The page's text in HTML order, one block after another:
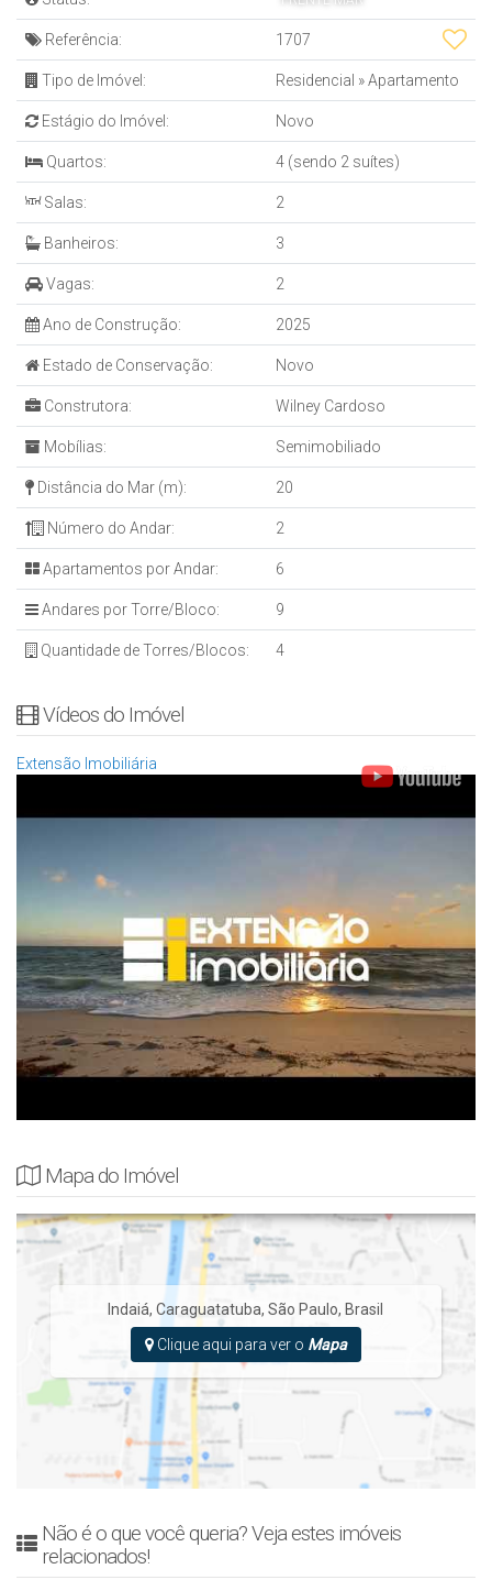
Referência: 1707
Tipo de Imóvel: Residencial »Apartamento
Estágio do Imóvel: Novo
Quartos: 4 (sendo 2 suítes)
Salas: 2
Banheiros: 3
Vagas: 2
Ano de Construção: 2025
Estado de Conservação: Novo
Construtora: Wilney Cardoso
Mobílias: Semimobiliado
Distância do Mar (m): 20
Número do Andar: 2
Apartamentos por Andar: 6
Andares por Torre/Bloco: 9
Quantidade de Torres/Blocos: 4
Vídeos do Imóvel
Extensão Imobiliária
Mapa do Imóvel
Indaiá,Caraguatatuba,São Paulo, Brasil
Clique aqui para ver o Mapa
Não é o que você queria? Veja estes imóveis
relacionados!